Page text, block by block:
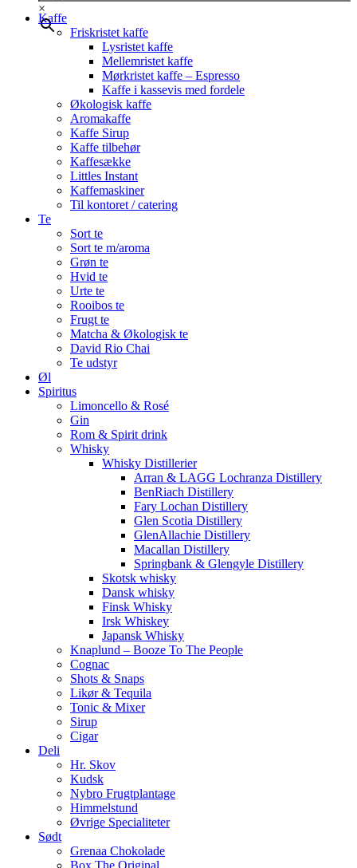
×
Kaffe
Friskristet kaffe
Lysristet kaffe
Mellemristet kaffe
Mørkristet kaffe – Espresso
Kaffe i kassevis med fordele
Økologisk kaffe
Aromakaffe
Kaffe Sirup
Kaffe tilbehør
Kaffesække
Littles Instant
Kaffemaskiner
Til kontoret / catering
Te
Sort te
Sort te m/aroma
Grøn te
Hvid te
Urte te
Rooibos te
Frugt te
Matcha & Økologisk te
David Rio Chai
Te udstyr
Øl
Spiritus
Limoncello & Rosé
Gin
Rom & Spirit drink
Whisky
Whisky Distillerier
Arran & LAGG Lochranza Distillery
BenRiach Distillery
Fary Lochan Distillery
Glen Scotia Distillery
GlenAllachie Distillery
Macallan Distillery
Springbank & Glengyle Distillery
Skotsk whisky
Dansk whisky
Finsk Whisky
Irsk Whiskey
Japansk Whisky
Knaplund – Booze To The People
Cognac
Shots & Snaps
Likør & Tequila
Tonic & Mixer
Sirup
Cigar
Deli
Hr. Skov
Kudsk
Nybro Frugtplantage
Himmelstund
Øvrige Specialiteter
Sødt
Grenaa Chokolade
Box The Original